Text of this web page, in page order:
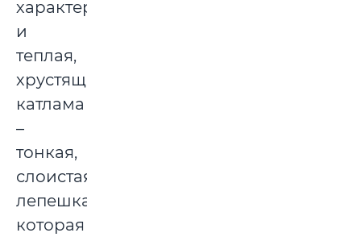
характером,
и
теплая,
хрустящая
катлама
–
тонкая,
слоистая
лепешка,
которая